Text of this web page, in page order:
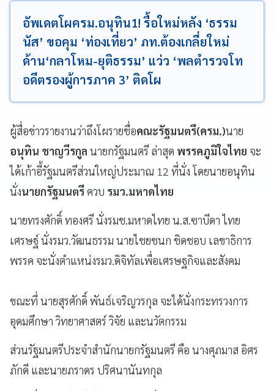
อัพเดตโผครม.อนุทิน1! รื้อใหม่หลัง ‘ธรรม
นัส’ ขอคุม ‘ท่องเที่ยว’ ภท.ต้องเกลี่ยใหม่
ด้าน‘กลาโหม-ยุติธรรม’ แว่ว ‘พลตำรวจโท
อดีตรองผู้การภาค 3’ ติดโผ
ผู้สื่อข่าวรายงานว่าถึงโผรายชื่อคณะรัฐมนตรี(ครม.)นาย
อนุทิน ชาญวีรกูล นายกรัฐมนตรี ล่าสุด พรรคภูมิใจไทย จะ
ได้เก้าอี้รัฐมนตรีส่วนใหญ่ประมาณ 12 ที่นั่ง โดยนายอนุทิน
นั่งนายกรัฐมนตรีควบ รมว.มหาดไทย
นายทรงศักดิ์ ทองศรี นั่งรมช.มหาดไทย น.ส.ซาบีดา ไทย
เศรษฐ์ นั่งรมว.วัฒนธรรม นายไชยชนก ชิดชอบ เลขาธิการ
พรรค จะนั่งตำแหน่งรมว.ดิจิทัลเพื่อเศรษฐกิจและสังคม
ขณะที่ นายสุรศักดิ์ พันธ์เจริญวรกุล จะได้นั่งกระทรวงการ
อุดมศึกษา วิทยาศาสตร์ วิจัย และนวัตกรรม
ส่วนรัฐมนตรีประจำสำนักนายกรัฐมนตรี คือ นางศุภมาส อิศร
ภักดี และนายภราดร ปริศนานันทกุล